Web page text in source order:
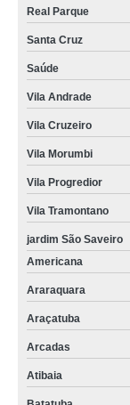
Real Parque
Santa Cruz
Saúde
Vila Andrade
Vila Cruzeiro
Vila Morumbi
Vila Progredior
Vila Tramontano
jardim São Saveiro
Americana
Araraquara
Araçatuba
Arcadas
Atibaia